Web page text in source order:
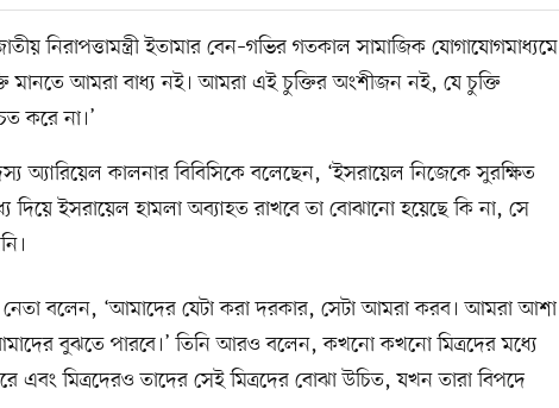
নিরাপত্তামন্ত্রী ইতামার বেন–গভির গতকাল সামাজিক যোগাযোগমাধ্যমে
মানতে আমরা বাধ্য নই। আমরা এই চুক্তির অংশীজন নই, যে চুক্তি
করে না।’
অ্যারিয়েল কালনার বিবিসিকে বলেছেন, ‘ইসরায়েল নিজেকে সুরক্ষিত
দিয়ে ইসরায়েল হামলা অব্যাহত রাখবে তা বোঝানো হয়েছে কি না, সে
নেতা বলেন, ‘আমাদের যেটা করা দরকার, সেটা আমরা করব। আমরা আশা
বুঝতে পারবে।’ তিনি আরও বলেন, কখনো কখনো মিত্রদের মধ্যে
এবং মিত্রদেরও তাদের সেই মিত্রদের বোঝা উচিত, যখন তারা বিপদে